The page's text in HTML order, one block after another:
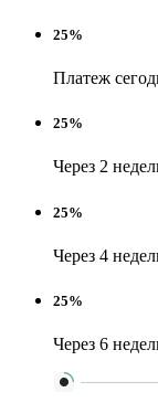
25%
Платеж
25%
Через 2
25%
Через 4
25%
Через 6